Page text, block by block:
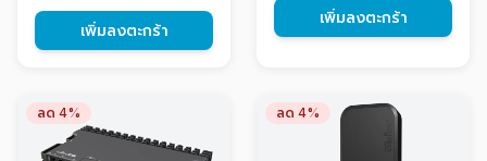
เพิ่มลงตะกร้า
เพิ่มลงตะกร้า
ลด 4% ลด 4%